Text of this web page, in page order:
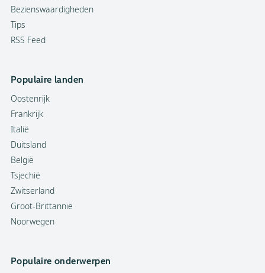
Bezienswaardigheden
Tips
RSS Feed
Populaire landen
Oostenrijk
Frankrijk
Italië
Duitsland
België
Tsjechië
Zwitserland
Groot-Brittannië
Noorwegen
Populaire onderwerpen